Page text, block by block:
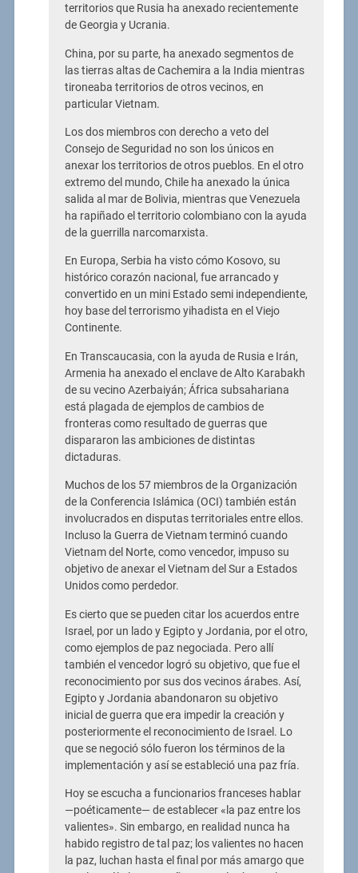
territorios que Rusia ha anexado recientemente
de Georgia y Ucrania.
China, por su parte, ha anexado segmentos de
las tierras altas de Cachemira a la India mientras
tironeaba territorios de otros vecinos, en
particular Vietnam.
Los dos miembros con derecho a veto del
Consejo de Seguridad no son los únicos en
anexar los territorios de otros pueblos. En el otro
extremo del mundo, Chile ha anexado la única
salida al mar de Bolivia, mientras que Venezuela
ha rapiñado el territorio colombiano con la ayuda
de la guerrilla narcomarxista.
En Europa, Serbia ha visto cómo Kosovo, su
histórico corazón nacional, fue arrancado y
convertido en un mini Estado semi independiente,
hoy base del terrorismo yihadista en el Viejo
Continente.
En Transcaucasia, con la ayuda de Rusia e Irán,
Armenia ha anexado el enclave de Alto Karabakh
de su vecino Azerbaiyán; África subsahariana
está plagada de ejemplos de cambios de
fronteras como resultado de guerras que
dispararon las ambiciones de distintas
dictaduras.
Muchos de los 57 miembros de la Organización
de la Conferencia Islámica (OCI) también están
involucrados en disputas territoriales entre ellos.
Incluso la Guerra de Vietnam terminó cuando
Vietnam del Norte, como vencedor, impuso su
objetivo de anexar el Vietnam del Sur a Estados
Unidos como perdedor.
Es cierto que se pueden citar los acuerdos entre
Israel, por un lado y Egipto y Jordania, por el otro,
como ejemplos de paz negociada. Pero allí
también el vencedor logró su objetivo, que fue el
reconocimiento por sus dos vecinos árabes. Así,
Egipto y Jordania abandonaron su objetivo
inicial de guerra que era impedir la creación y
posteriormente el reconocimiento de Israel. Lo
que se negoció sólo fueron los términos de la
implementación y así se estableció una paz fría.
Hoy se escucha a funcionarios franceses hablar
—poéticamente— de establecer «la paz entre los
valientes». Sin embargo, en realidad nunca ha
habido registro de tal paz; los valientes no hacen
la paz, luchan hasta el final por más amargo que